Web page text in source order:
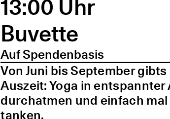
13:00 Uhr
Buvette
Auf Spendenbasis
Von Juni bis September
Auszeit: Yoga in
durchatmen und einfach
tanken.